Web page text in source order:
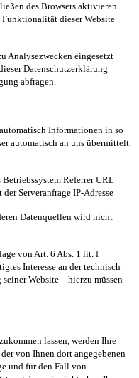
des Browsers aktivieren.
dieser Website
Analysezwecken eingesetzt
Datenschutzerklärung
abfragen.
Informationen in so
automatisch an uns übermittelt.
Referrer URL
Serveranfrage IP-Adresse
Datenquellen wird nicht
von Art. 6 Abs. 1 lit. f
Interesse an der technisch
Website – hierzu müssen
lassen, werden Ihre
von Ihnen dort angegebenen
und für den Fall von